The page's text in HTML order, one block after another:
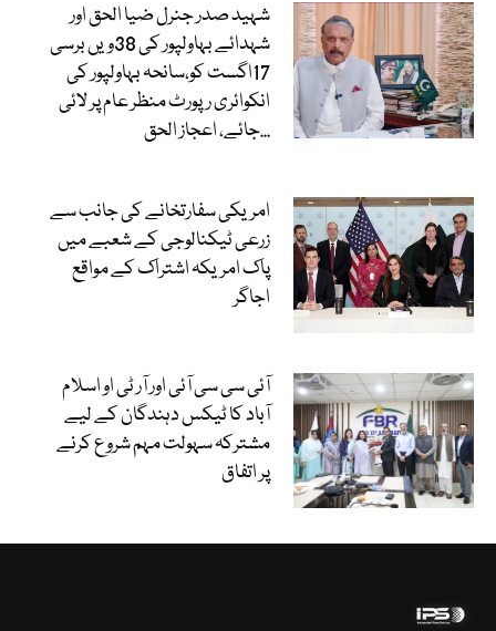
شہید صدر جنرل ضیا الحق اور
شہدائے بہاولپور کی 38ویں برسی
17اگست کو،سانحہ بہاولپور کی
انکوائری رپورٹ منظر عام پر لائی
جائے، اعجاز الحق...
امریکی سفارتخانے کی جانب سے
زرعی ٹیکنالوجی کے شعبے میں
پاک امریکہ اشتراک کے مواقع
اجاگر
آئی سی سی آئی اور آر ٹی او اسلام
آباد کا ٹیکس دہندگان کے لیے
مشترکہ سہولت مہم شروع کرنے
پر اتفاق